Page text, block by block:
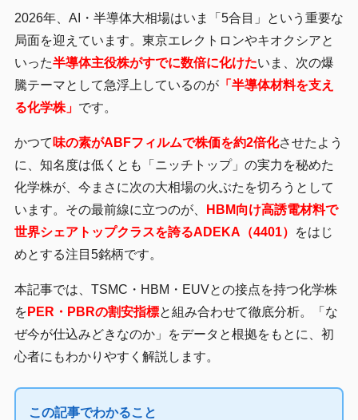
2026年、AI・半導体大相場はいま「5合目」という重要な
局面を迎えています。東京エレクトロンやキオクシアと
いった半導体主役株がすでに数倍に化けたいま、次の爆
騰テーマとして急浮上しているのが「半導体材料を支え
る化学株」 です。
かつて 味の素がABFフィルムで株価を約2倍化させたよう
に、知名度は低くとも「ニッチトップ」の実力を秘めた
化学株が、今まさに次の大相場の火ぶたを切ろうとして
います。その最前線に立つのが、
HBM向け高誘電材料で
世界シェアトップクラスを誇るADEKA（4401）
をはじ
めとする注目5銘柄です。
本記事では、TSMC・HBM・EUVとの接点を持つ化学株
を PER・PBRの割安指標と組み合わせて徹底分析。「な
ぜ今が仕込みどきなのか」をデータと根拠をもとに、初
心者にもわかりやすく解説します。
この記事でわかること